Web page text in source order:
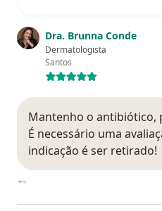
Dra. Brunna Conde
Dermatologista
Santos
Mantenho o antibiótico,
É necessário uma
indicação é ser retirado!